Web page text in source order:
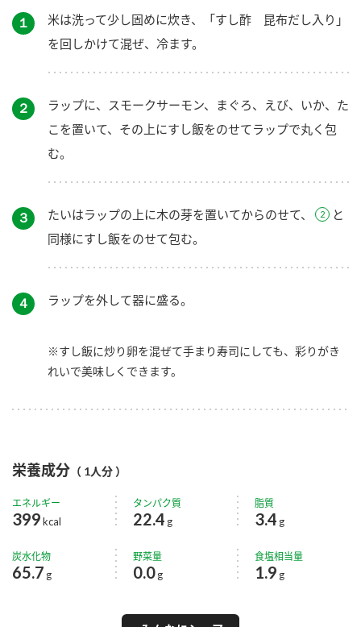
１
米は洗って少し固めに炊き、「すし酢 昆布だし入り」
を回しかけて混ぜ、冷ます。
２
ラップに、スモークサーモン、まぐろ、えび、いか、た
こを置いて、その上にすし飯をのせてラップで丸く包
む。
３ たいはラップの上に木の芽を置いてからのせて、
と
同様にすし飯をのせて包む。
４ ラップを外して器に盛る。
※すし飯に炒り卵を混ぜて手まり寿司にしても、彩りがき
れいで美味しくできます。
栄養成分 （ 1人分 ）
エネルギー
399kcal
タンパク質
22.4 g
脂質
3.4 g
炭水化物
65.7 g
野菜量
0.0g
食塩相当量
1.9 g